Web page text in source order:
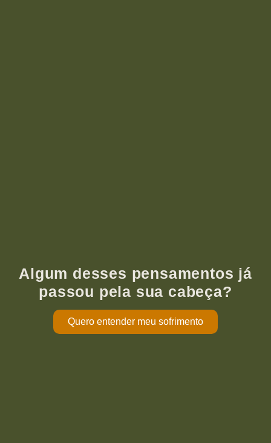
Algum desses pensamentos já
passou pela sua cabeça?
Quero entender meu sofrimento